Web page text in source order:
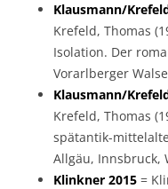
Klausmann/
Krefeld, Thomas
Isolation. Der
Vorarlberger
Klausmann/
Krefeld, Thomas
spätantik-
Allgäu, Innsbruck,
Klinkner 2015 =